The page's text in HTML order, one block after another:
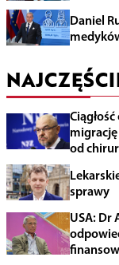
Daniel
od
sprawy
USA: Dr